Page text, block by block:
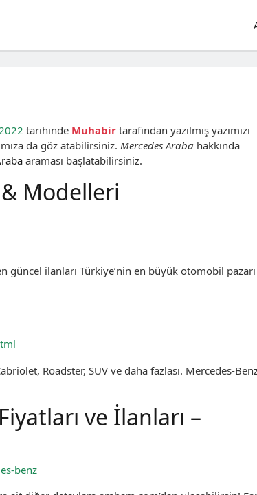
tarihinde Muhabir tarafından yazılmış yazımızı
da göz atabilirsiniz. Mercedes Araba hakkında
araması başlatabilirsiniz.
Modelleri
güncel ilanları Türkiye’nin en büyük otomobil pazarı
Roadster, SUV ve daha fazlası. Mercedes-
ve İlanları –
benz